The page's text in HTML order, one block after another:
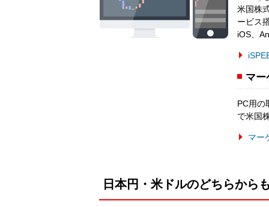
米国株
ービス
iOS、
マー
PC用の
で米国
マー
日本円・米ドルのどちらから